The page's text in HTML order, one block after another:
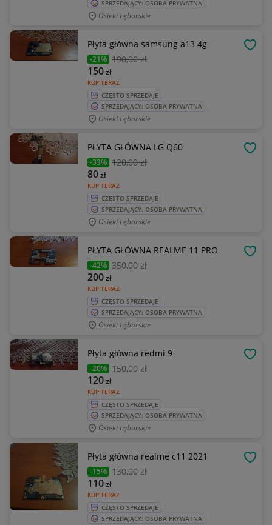
SPRZEDAJĄCY: OSOBA PRYWATNA
Osieki Lęborskie
Płyta główna samsung a13 4g
-21% 190,00 zł
KUP TERAZ
150zł
CZĘSTO SPRZEDAJE
SPRZEDAJĄCY: OSOBA PRYWATNA
Osieki Lęborskie
PŁYTA GŁÓWNA LG Q60
-33% 120,00 zł
KUP TERAZ
80zł
CZĘSTO SPRZEDAJE
SPRZEDAJĄCY: OSOBA PRYWATNA
Osieki Lęborskie
PŁYTA GŁÓWNA REALME 11 PRO
-42% 350,00 zł
KUP TERAZ
200zł
CZĘSTO SPRZEDAJE
SPRZEDAJĄCY: OSOBA PRYWATNA
Osieki Lęborskie
Płyta główna redmi 9
-20% 150,00 zł
KUP TERAZ
120zł
CZĘSTO SPRZEDAJE
SPRZEDAJĄCY: OSOBA PRYWATNA
Osieki Lęborskie
Płyta główna realme c11 2021
-15% 130,00 zł
KUP TERAZ
110zł
CZĘSTO SPRZEDAJE
SPRZEDAJĄCY: OSOBA PRYWATNA